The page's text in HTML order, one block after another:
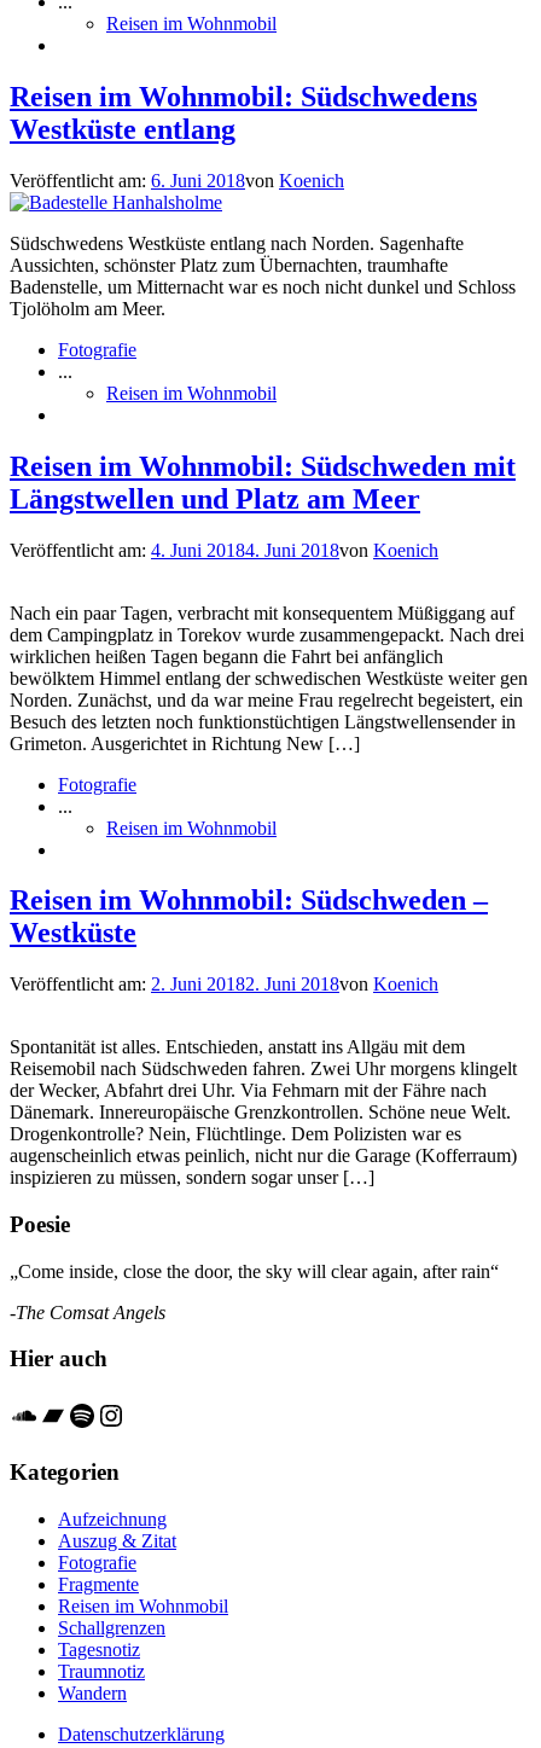
Reisen im Wohnmobil
Reisen im Wohnmobil: Südschwedens
Westküste entlang
Veröffentlicht am: 6. Juni 2018von Koenich
Südschwedens Westküste entlang nach Norden. Sagenhafte
Aussichten, schönster Platz zum Übernachten, traumhafte
Badenstelle, um Mitternacht war es noch nicht dunkel und Schloss
Tjolöholm am Meer.
Fotografie
...
Reisen im Wohnmobil
Reisen im Wohnmobil: Südschweden mit
Längstwellen und Platz am Meer
Veröffentlicht am: 4. Juni 20184. Juni 2018von Koenich
Nach ein paar Tagen, verbracht mit konsequentem Müßiggang auf
dem Campingplatz in Torekov wurde zusammengepackt. Nach drei
wirklichen heißen Tagen begann die Fahrt bei anfänglich
bewölktem Himmel entlang der schwedischen Westküste weiter gen
Norden. Zunächst, und da war meine Frau regelrecht begeistert, ein
Besuch des letzten noch funktionstüchtigen Längstwellensender in
Grimeton. Ausgerichtet in Richtung New […]
Fotografie
...
Reisen im Wohnmobil
Reisen im Wohnmobil: Südschweden –
Westküste
Veröffentlicht am: 2. Juni 20182. Juni 2018von Koenich
Spontanität ist alles. Entschieden, anstatt ins Allgäu mit dem
Reisemobil nach Südschweden fahren. Zwei Uhr morgens klingelt
der Wecker, Abfahrt drei Uhr. Via Fehmarn mit der Fähre nach
Dänemark. Innereuropäische Grenzkontrollen. Schöne neue Welt.
Drogenkontrolle? Nein, Flüchtlinge. Dem Polizisten war es
augenscheinlich etwas peinlich, nicht nur die Garage (Kofferraum)
inspizieren zu müssen, sondern sogar unser […]
Poesie
„Come inside, close the door, the sky will clear again, after rain“
-The Comsat Angels
Hier auch
Soundcloud
Bandcamp
Spotify
Instagram
Kategorien
Aufzeichnung
Auszug & Zitat
Fotografie
Fragmente
Reisen im Wohnmobil
Schallgrenzen
Tagesnotiz
Traumnotiz
Wandern
Datenschutzerklärung